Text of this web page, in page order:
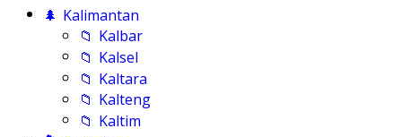
🌲 Kalimantan
📁 Kalbar
📁 Kalsel
📁 Kaltara
📁 Kalteng
📁 Kaltim